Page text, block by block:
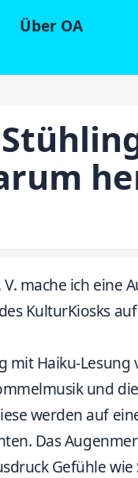
Über OA
mache ich eine
KulturKiosks
mit Haiku-
und
werden auf
Das
Gefühle wie